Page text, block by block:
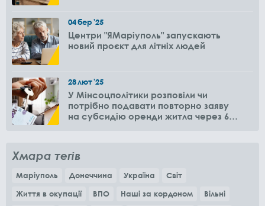
04бер'25
Центри "ЯМаріуполь" запускають
новий проєкт для літніх людей
28лют'25
У Мінсоцполітики розповіли чи
потрібно подавати повторно заяву
на субсидію оренди житла через 6
Хмара тегів
Маріуполь Донеччина Україна
Світ
Життя в окупації
ВПО Наші за кордоном
Вільні